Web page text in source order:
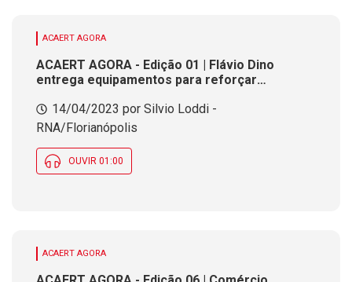
ACAERT AGORA
ACAERT AGORA - Edição 01 | Flávio Dino
entrega equipamentos para reforçar
14/04/2023 por Silvio Loddi -
RNA/Florianópolis
OUVIR 01:00
ACAERT AGORA